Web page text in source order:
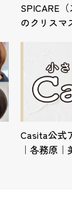
SPICARE
のクリス
Casita公式
｜各務原｜